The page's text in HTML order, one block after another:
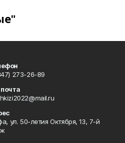
273-26-89
ул. 50-летия Октября, 13, 7-й